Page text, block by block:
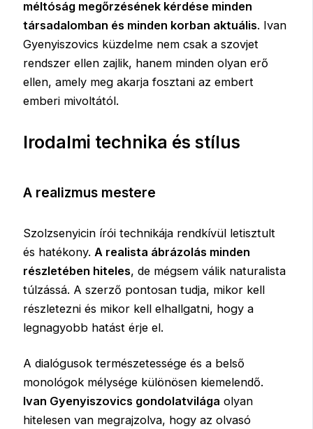
méltóság megőrzésének kérdése minden
társadalomban és minden korban aktuális. Ivan
Gyenyiszovics küzdelme nem csak a szovjet
rendszer ellen zajlik, hanem minden olyan erő
ellen, amely meg akarja fosztani az embert
emberi mivoltától.
Irodalmi technika és stílus
A realizmus mestere
Szolzsenyicin írói technikája rendkívül letisztult
és hatékony. A realista ábrázolás minden
részletében hiteles, de mégsem válik naturalista
túlzássá. A szerző pontosan tudja, mikor kell
részletezni és mikor kell elhallgatni, hogy a
legnagyobb hatást érje el.
A dialógusok természetessége és a belső
monológok mélysége különösen kiemelendő.
Ivan Gyenyiszovics gondolatvilága olyan
hitelesen van megrajzolva, hogy az olvasó